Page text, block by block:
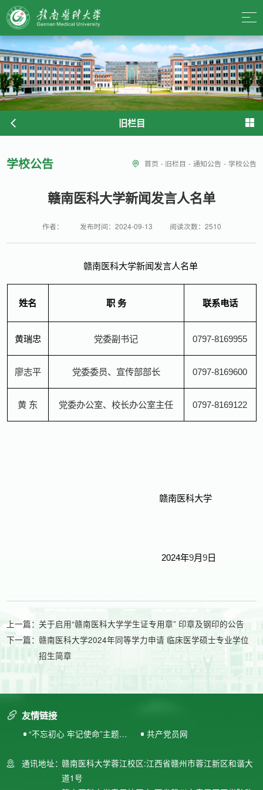
旧栏目
学校公告 首页 - 旧栏目 - 通知公告 - 学校公告
赣南医科大学新闻发言人名单
作者： 发布时间：2024-09-13 阅读次数： 2510
赣南医科大学新闻发言人名单
姓名 职 务 联系电话
黄瑞忠 党委副书记 0797-8169955
廖志平 党委委员、宣传部部长 0797-8169600
黄 东 党委办公室、校长办公室主任 0797-8169122
赣南医科大学
2024年9月9日
上一篇：关于启用“赣南医科大学学生证专用章” 印章及钢印的公告
下一篇：赣南医科大学2024年同等学力申请 临床医学硕士专业学位
招生简章
友情链接
“不忘初心 牢记使命”主题教
共产党员网
通讯地址：赣南医科大学蓉江校区:江西省赣州市蓉江新区和谐大
道1号